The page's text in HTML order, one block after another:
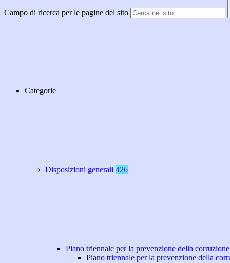
Campo di ricerca per le pagine del sito
Categorie
Disposizioni generali 426
Piano triennale per la prevenzione della
Piano triennale per la prevenzione della